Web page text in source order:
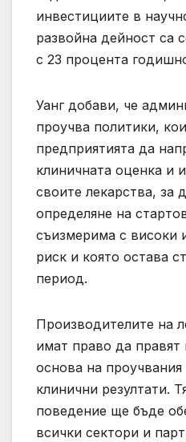
инвестициите в
развойна дейност са
с 23 процента
Уанг добави, че
проучва политики,
предприятията да
клиничната оценка и
своите лекарства, за
определяне на
съизмерима с високи
риск и която остава
период.
Производителите на
имат право да правят
основа на
клинични резултати.
поведение ще бъде
всички сектори и